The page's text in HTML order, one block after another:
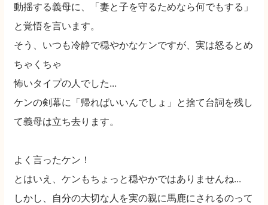
動揺する義母に、「妻と子を守るためなら何でもする」
と覚悟を言います。
そう、いつも冷静で穏やかなケンですが、実は怒るとめ
ちゃくちゃ
怖いタイプの人でした...
ケンの剣幕に「帰ればいいんでしょ」と捨て台詞を残し
て義母は立ち去ります。
よく言ったケン！
とはいえ、ケンもちょっと穏やかではありませんね...
しかし、自分の大切な人を実の親に馬鹿にされるのって